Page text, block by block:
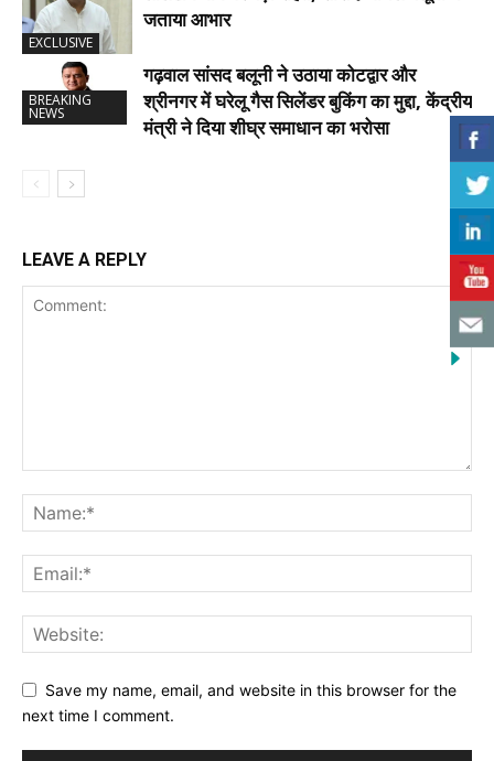
EXCLUSIVE
जताया आभार
BREAKING
NEWS
गढ़वाल सांसद बलूनी ने उठाया कोटद्वार और
श्रीनगर में घरेलू गैस सिलेंडर बुकिंग का मुद्दा, केंद्रीय
मंत्री ने दिया शीघ्र समाधान का भरोसा
LEAVE A REPLY
Save my name, email, and website in this browser for the
next time I comment.